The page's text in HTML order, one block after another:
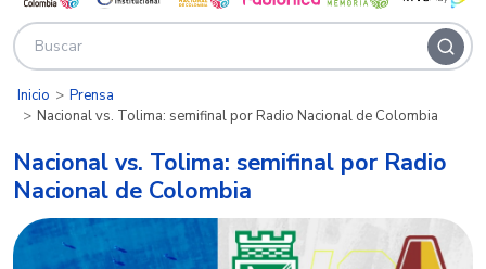
Inicio
Prensa
Nacional vs. Tolima: semifinal por Radio Nacional de Colombia
Nacional vs. Tolima: semifinal por Radio
Nacional de Colombia